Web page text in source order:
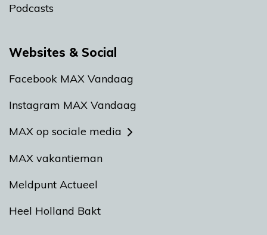
Podcasts
Websites & Social
Facebook MAX Vandaag
Instagram MAX Vandaag
MAX op sociale media
MAX vakantieman
Meldpunt Actueel
Heel Holland Bakt